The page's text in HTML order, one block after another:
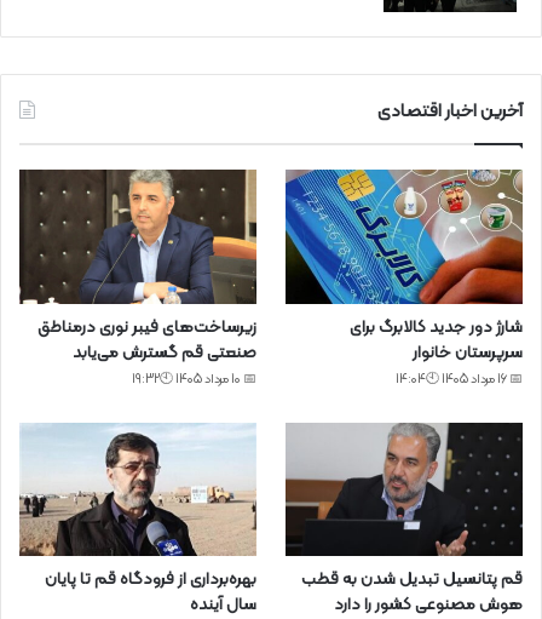
آخرین اخبار اقتصادی
شارژ دور جدید کالابرگ برای
سرپرستان خانوار
📅 16 مرداد 1405 🕙14:04
زیرساخت‌های فیبر نوری درمناطق
صنعتی قم گسترش می‌یابد
📅 10 مرداد 1405 🕙19:32
قم پتانسیل تبدیل شدن به قطب
هوش مصنوعی کشور را دارد
بهره‌برداری از فرودگاه قم تا پایان
سال آینده